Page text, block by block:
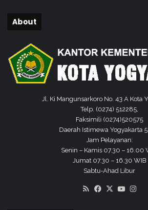
9
About
Jl. Ki Mangunsarkoro No. 43 A Kota
Telp. (0274) 512285,
Faksimili (0274)520575
Daerah Istimewa Yogyakarta
Jam Pelayanan:
Senin – Kamis 07.30 – 16.00
Jumat 07.30 – 16.30 WIB
Sabtu-Ahad Libur
RSS Facebook
X